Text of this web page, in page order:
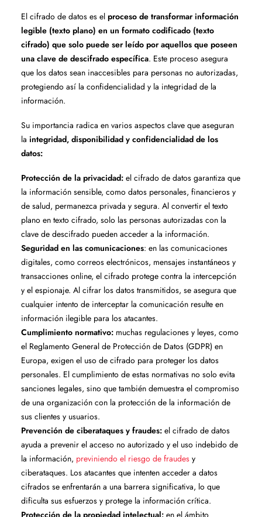
El cifrado de datos es el proceso de transformar información
legible (texto plano) en un formato codificado (texto
cifrado) que solo puede ser leído por aquellos que poseen
una clave de descifrado específica. Este proceso asegura
que los datos sean inaccesibles para personas no autorizadas,
protegiendo así la confidencialidad y la integridad de la
información.
Su importancia radica en varios aspectos clave que aseguran
la integridad, disponibilidad y confidencialidad de los
datos:
Protección de la privacidad: el cifrado de datos garantiza que
la información sensible, como datos personales, financieros y
de salud, permanezca privada y segura. Al convertir el texto
plano en texto cifrado, solo las personas autorizadas con la
clave de descifrado pueden acceder a la información.
Seguridad en las comunicaciones: en las comunicaciones
digitales, como correos electrónicos, mensajes instantáneos y
transacciones online, el cifrado protege contra la intercepción
y el espionaje. Al cifrar los datos transmitidos, se asegura que
cualquier intento de interceptar la comunicación resulte en
información ilegible para los atacantes.
Cumplimiento normativo: muchas regulaciones y leyes, como
el Reglamento General de Protección de Datos (GDPR) en
Europa, exigen el uso de cifrado para proteger los datos
personales. El cumplimiento de estas normativas no solo evita
sanciones legales, sino que también demuestra el compromiso
de una organización con la protección de la información de
sus clientes y usuarios.
Prevención de ciberataques y fraudes: el cifrado de datos
ayuda a prevenir el acceso no autorizado y el uso indebido de
la información, previniendo el riesgo de fraudes y
ciberataques. Los atacantes que intenten acceder a datos
cifrados se enfrentarán a una barrera significativa, lo que
dificulta sus esfuerzos y protege la información crítica.
Protección de la propiedad intelectual: en el ámbito